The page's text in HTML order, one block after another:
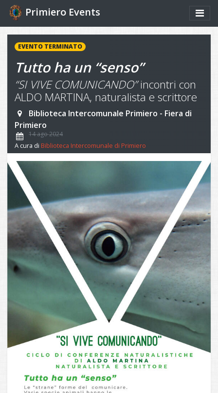
Primiero Events
EVENTO TERMINATO
Tutto ha un “senso”
“SI VIVE COMUNICANDO”incontri con
ALDO MARTINA, naturalista e scrittore
Biblioteca Intercomunale Primiero - Fiera di
Primiero
14 ago 2024
A cura di Biblioteca Intercomunale di Primiero